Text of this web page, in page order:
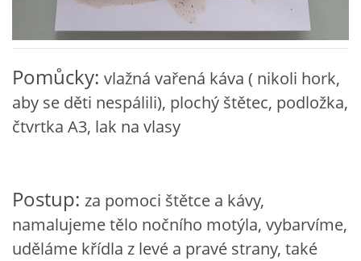
VZDĚLÁVACÍ BLOK ZÁŘÍ
VZDĚLÁVACÍ BLOK ŘÍJEN
VZDĚLÁVACÍ BLOK LISTOPAD
VZDĚLÁVACÍ BLOK LEDEN
Pomůcky: vlažná vařená káva ( nikoli hork,
aby se děti nespálili), plochý štětec, podložka,
čtvrtka A3, lak na vlasy
Postup: za pomoci štětce a kávy,
namalujeme tělo nočního motýla, vybarvíme,
uděláme křídla z levé a pravé strany, také